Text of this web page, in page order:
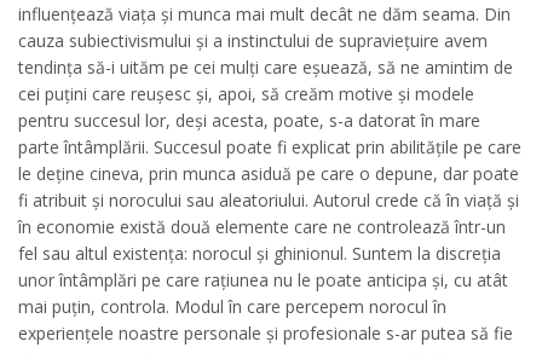
influențează viața și munca mai mult decât ne dăm seama. Din
cauza subiectivismului și a instinctului de supraviețuire avem
tendința să-i uităm pe cei mulți care eșuează, să ne amintim de
cei puțini care reușesc și, apoi, să creăm motive și modele
pentru succesul lor, deși acesta, poate, s-a datorat în mare
parte întâmplării. Succesul poate fi explicat prin abilitățile pe care
le deține cineva, prin munca asiduă pe care o depune, dar poate
fi atribuit și norocului sau aleatoriului. Autorul crede că în viață și
în economie există două elemente care ne controlează într-un
fel sau altul existența: norocul și ghinionul. Suntem la discreția
unor întâmplări pe care rațiunea nu le poate anticipa și, cu atât
mai puțin, controla. Modul în care percepem norocul în
experiențele noastre personale și profesionale s-ar putea să fie